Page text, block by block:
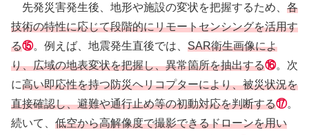
先発災害発生後、地形や施設の変状を把握するため、 各
技術の特性に応じて段階的にリモートセンシングを活用す
る⑮。例えば、地震発生直後では、 SAR衛生画像によ
り、広域の地表変状を把握し、異常箇所を抽出する⑯。次
に高い即応性を持つ防災ヘリコプターにより、被災状況を
直接確認し、避難や通行止め等の初動対応を判断する⑰。
続いて、 低空から高解像度で撮影できるドローンを用い